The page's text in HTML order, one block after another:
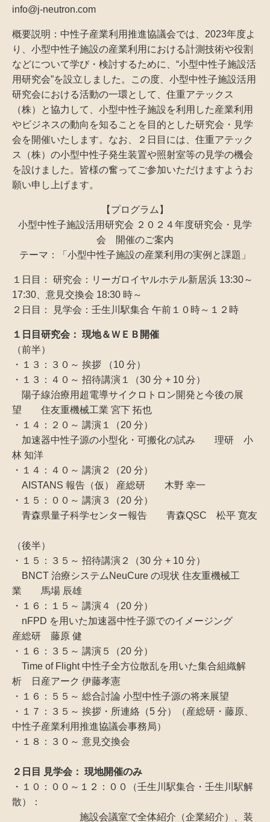
info@j-neutron.com
概要説明：中性子産業利用推進協議会では、2023年度よ
り、小型中性子施設の産業利用における計測技術や役割
などについて学び・検討するために、“小型中性子施設活
用研究会”を設立しました。この度、小型中性子施設活用
研究会における活動の一環として、住重アテックス
（株）と協力して、小型中性子施設を利用した産業利用
やビジネスの動向を知ることを目的とした研究会・見学
会を開催いたします。なお、２日目には、住重アテック
ス（株）の小型中性子発生装置や照射室等の見学の機会
を設けました。皆様の奮ってご参加いただけますようお
願い申し上げます。
【プログラム】
小型中性子施設活用研究会 ２０２４年度研究会・見学
会 開催のご案内
テーマ：「小型中性子施設の産業利用の実例と課題」
１日目： 研究会：リーガロイヤルホテル新居浜 13:30～
17:30、意見交換会 18:30 時～
２日目： 見学会：壬生川駅集合 午前１０時～１２時
１日目研究会： 現地＆ＷＥＢ開催
（前半）
・１３：３０～ 挨拶 （10 分）
・１３：４０～ 招待講演１（30 分 + 10 分）
陽子線治療用超電導サイクロトロン開発と今後の展
望 住友重機械工業 宮下 拓也
・１４：２０～ 講演１（20 分）
加速器中性子源の小型化・可搬化の試み 理研 小
林 知洋
・１４：４０～ 講演２（20 分）
AISTANS 報告（仮） 産総研 木野 幸一
・１５：００～ 講演３（20 分）
青森県量子科学センター報告 青森QSC 松平 寛友
（後半）
・１５：３５～ 招待講演２（30 分 + 10 分）
BNCT 治療システムNeuCure の現状 住友重機械工
業 馬場 辰雄
・１６：１５～ 講演４（20 分）
nFPD を用いた加速器中性子源でのイメージング
産総研 藤原 健
・１６：３５～ 講演５（20 分）
Time of Flight 中性子全方位散乱を用いた集合組織解
析 日産アーク 伊藤孝憲
・１６：５５～ 総合討論 小型中性子源の将来展望
・１７：３５～ 挨拶・所連絡（5 分）（産総研・藤原、
中性子産業利用推進協議会事務局）
・１８：３０～ 意見交換会
２日目 見学会： 現地開催のみ
・１０：００～１２：００（壬生川駅集合・壬生川駅解
散）：
施設会議室で全体紹介（企業紹介）、装